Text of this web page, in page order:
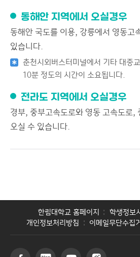
동해안 지역에서 오실경우
동해안 국도를 이용, 강릉에서 영동고
있습니다.
춘천시외버스터미널에서 기타 대중
10분 정도의 시간이 소요됩니다.
전라도 지역에서 오실경우
경부, 중부고속도로와 영동 고속도로,
오실 수 있습니다.
한림대학교 홈페이지 학생정보
개인정보처리방침
이메일무단수집